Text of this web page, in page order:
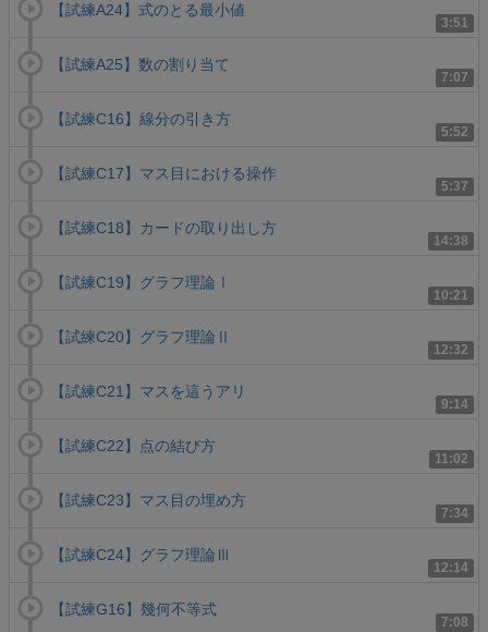
3:51
【試練A24】式のとる最小値
7:07
【試練A25】数の割り当て
5:52
【試練C16】線分の引き方
5:37
【試練C17】マス目における操作
14:38
【試練C18】カードの取り出し方
10:21
【試練C19】グラフ理論Ⅰ
12:32
【試練C20】グラフ理論Ⅱ
9:14
【試練C21】マスを這うアリ
11:02
【試練C22】点の結び方
7:34
【試練C23】マス目の埋め方
12:14
【試練C24】グラフ理論Ⅲ
7:08
【試練G16】幾何不等式